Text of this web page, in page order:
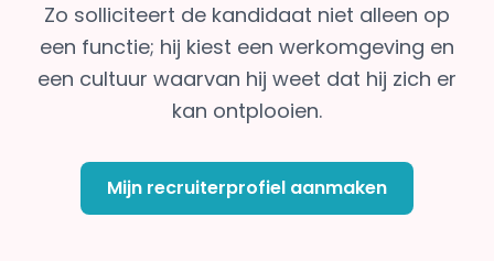
Zo solliciteert de kandidaat niet alleen op
een functie; hij kiest een werkomgeving en
een cultuur waarvan hij weet dat hij zich er
kan ontplooien.
Mijn recruiterprofiel aanmaken